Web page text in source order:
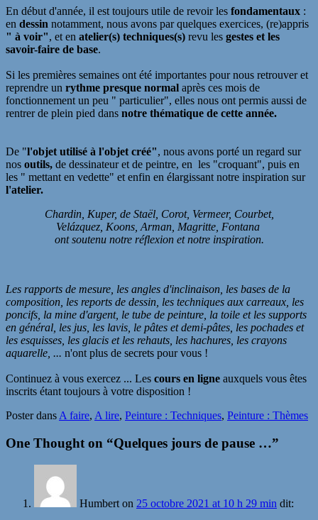
En début d'année, il est toujours utile de revoir les fondamentaux :
en dessin notamment, nous avons par quelques exercices, (re)appris
" à voir", et en atelier(s) techniques(s) revu les gestes et les
savoir-faire de base.
Si les premières semaines ont été importantes pour nous retrouver et
reprendre un rythme presque normal après ces mois de
fonctionnement un peu " particulier", elles nous ont permis aussi de
rentrer de plein pied dans notre thématique de cette année.
De "l'objet utilisé à l'objet créé", nous avons porté un regard sur
nos outils, de dessinateur et de peintre, en les "croquant", puis en
les " mettant en vedette" et enfin en élargissant notre inspiration sur
l'atelier.
Chardin, Kuper, de Staël, Corot, Vermeer, Courbet,
Velázquez, Koons, Arman, Magritte, Fontana
ont soutenu notre réflexion et notre inspiration.
Les rapports de mesure, les angles d'inclinaison, les bases de la
composition, les reports de dessin, les techniques aux carreaux, les
poncifs, la mine d'argent, le tube de peinture, la toile et les supports
en général, les jus, les lavis, le pâtes et demi-pâtes, les pochades et
les esquisses, les glacis et les rehauts, les hachures, les crayons
aquarelle, ... n'ont plus de secrets pour vous !
Continuez à vous exercez ... Les cours en ligne auxquels vous êtes
inscrits étant toujours à votre disposition !
Poster dans A faire, A lire, Peinture : Techniques, Peinture : Thèmes
One Thought on “Quelques jours de pause …”
Humbert on 25 octobre 2021 at 10 h 29 min dit: